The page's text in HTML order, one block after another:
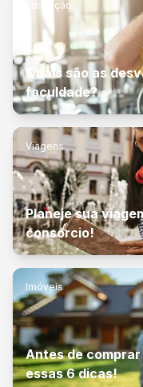
Educação
Quais são as
faculdade?
Viagens
Planeje sua
consórcio!
Imóveis
Antes de
essas 6 dicas!